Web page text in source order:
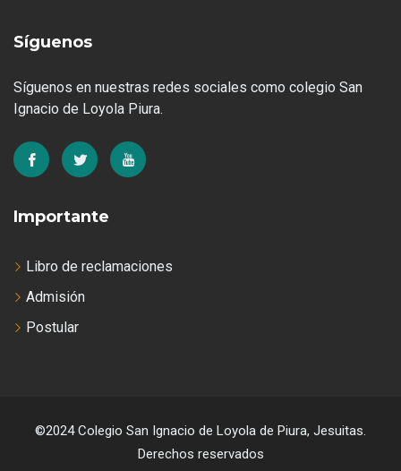
Síguenos
Síguenos en nuestras redes sociales como colegio San
Ignacio de Loyola Piura.
Importante
Libro de reclamaciones
Admisión
Postular
©2024 Colegio San Ignacio de Loyola de Piura, Jesuitas.
Derechos reservados